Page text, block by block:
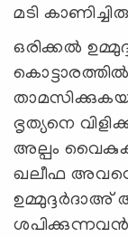
മടി
ഒരിക്കൽ
ഭൃത്യനെ
അല്പം
ഖലീഫ അവനെ
ഉമ്മുദ്ദർദാഅ്